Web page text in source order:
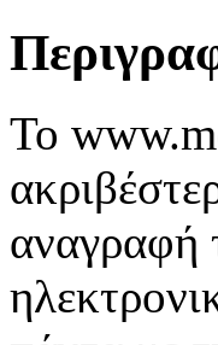
Το
αναγραφή